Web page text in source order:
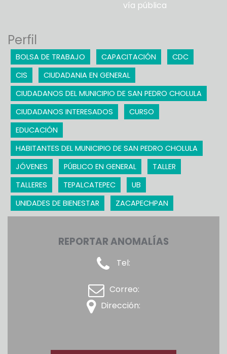
vía pública
Perfil
BOLSA DE TRABAJO CAPACITACIÓN
CDC
CIS
CIUDADANIA EN GENERAL
CIUDADANOS DEL MUNICIPIO DE SAN PEDRO CHOLULA
CIUDADANOS INTERESADOS
CURSO
EDUCACIÓN
HABITANTES DEL MUNICIPIO DE SAN PEDRO CHOLULA
JÓVENES
PÚBLICO EN GENERAL
TALLER
TALLERES
TEPALCATEPEC
UB
UNIDADES DE BIENESTAR
ZACAPECHPAN
REPORTAR ANOMALÍAS
Tel:
Correo:
Dirección: